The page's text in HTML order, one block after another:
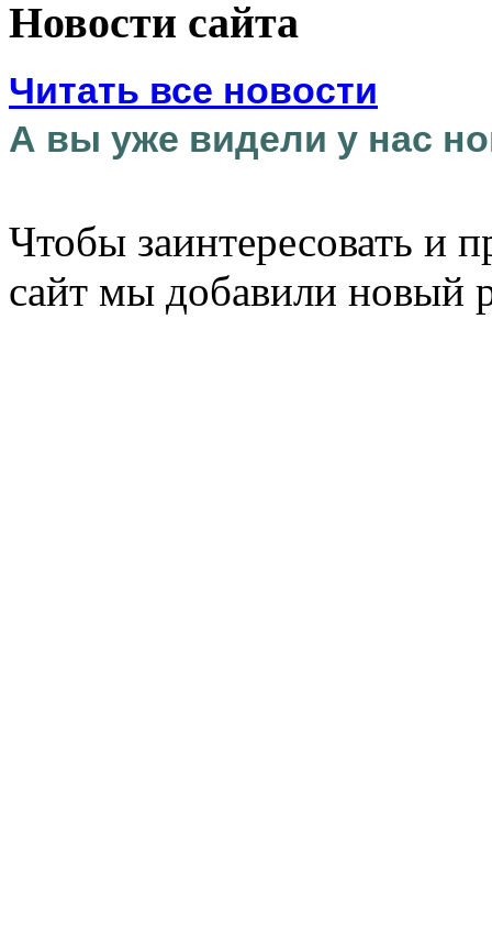
Новости сайта
Читать все новости
А вы уже видели у нас
Чтобы заинтересовать и
сайт мы добавили новый